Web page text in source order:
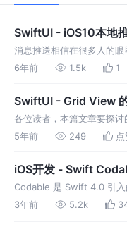
SwiftUI - iOS10本地
Swift中的实现方式
消息推送相信在很多人的
信息给你时会在顶部弹下小
求的，需要服务器发送推送
道。 那么如果我们的APP
6年前 1.5k 1
SwiftUI - Grid View
各位读者，本篇文章要探
视图，现在一起来实现吧。
5年前 249
iOS开发 - Swift
快速、简单、高效地
Model转换！
Codable 是 Swift 4.0 引入
一个组合协议，由
3年前 5.2k